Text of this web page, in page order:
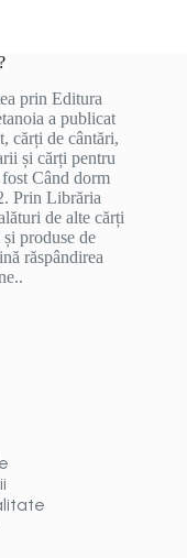
prin Editura
a publicat
cărți de cântări,
și cărți pentru
Când dorm
Prin Librăria
de alte cărți
produse de
răspândirea